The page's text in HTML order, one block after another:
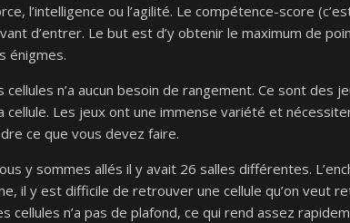
l’intelligence ou l’agilité. Le compétence-score
d’entrer. Le but est d’y obtenir le maximum de
énigmes.
cellules n’a aucun besoin de rangement. Ce sont des
cellule. Les jeux ont une immense variété et
ce que vous devez faire.
y sommes allés il y avait 26 salles différentes.
il y est difficile de retrouver une cellule qu’on veut
cellules n’a pas de plafond, ce qui rend assez